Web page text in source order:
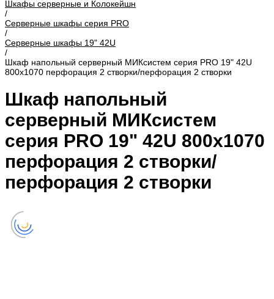
Шкафы серверные и Колокейшн
/
Серверные шкафы серия PRO
/
Серверные шкафы 19" 42U
/
Шкаф напольный серверный МИКсистем серия PRO 19" 42U
800x1070 перфорация 2 створки/перфорация 2 створки
Шкаф напольный
серверный МИКсистем
серия PRO 19" 42U 800x1070
перфорация 2 створки/
перфорация 2 створки